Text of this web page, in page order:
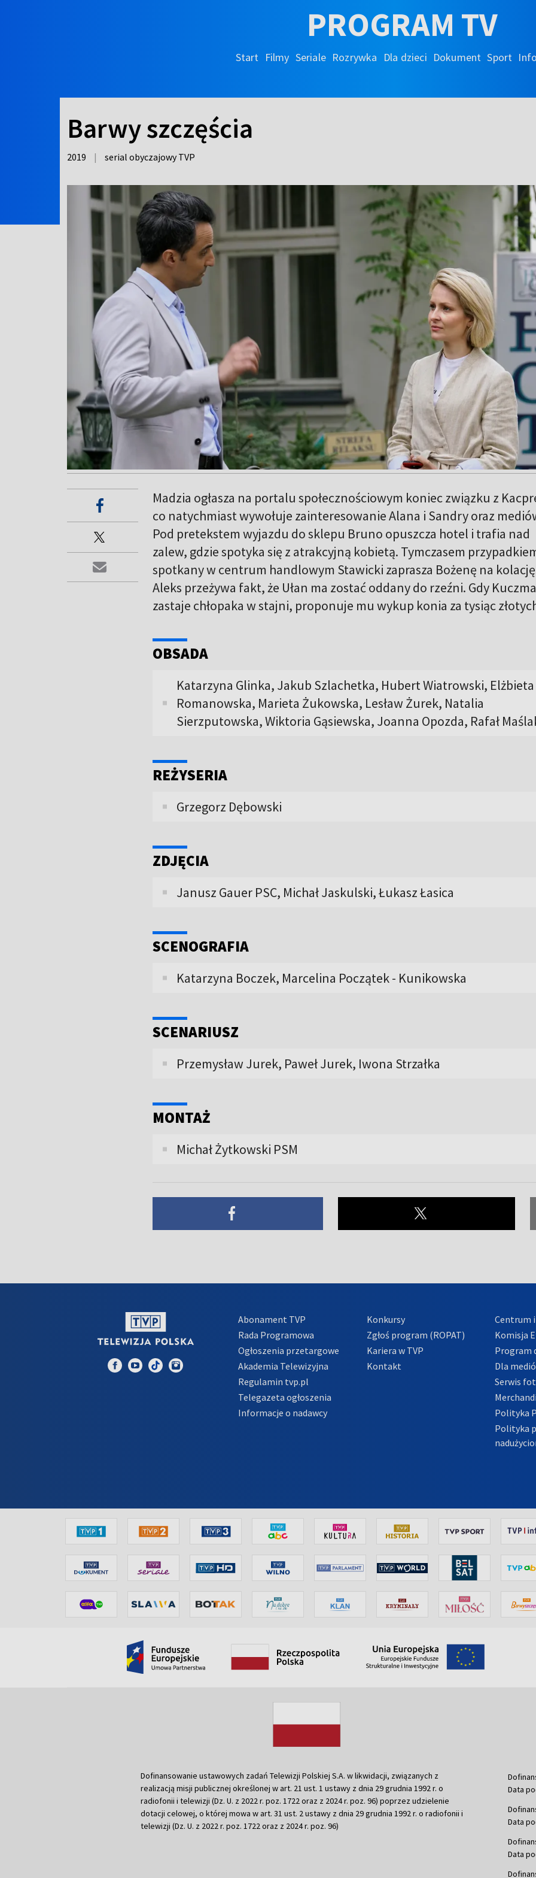
PROGRAM TV
Start Filmy Seriale Rozrywka Dla dzieci Dokument Sport
Barwy szczęścia
2019 | serial obyczajowy TVP
Madzia ogłasza na portalu społecznościowym koniec związku z
co natychmiast wywołuje zainteresowanie Alana i Sandry oraz
Pod pretekstem wyjazdu do sklepu Bruno opuszcza hotel i trafia nad
zalew, gdzie spotyka się z atrakcyjną kobietą. Tymczasem
spotkany w centrum handlowym Stawicki zaprasza Bożenę na
Aleks przeżywa fakt, że Ułan ma zostać oddany do rzeźni. Gdy Kuczma
zastaje chłopaka w stajni, proponuje mu wykup konia za tysiąc
OBSADA
Katarzyna Glinka, Jakub Szlachetka, Hubert Wiatrowski, Elżbieta
Romanowska, Marieta Żukowska, Lesław Żurek, Natalia
Sierzputowska, Wiktoria Gąsiewska, Joanna Opozda, Rafał
REŻYSERIA
Grzegorz Dębowski
ZDJĘCIA
Janusz Gauer PSC, Michał Jaskulski, Łukasz Łasica
SCENOGRAFIA
Katarzyna Boczek, Marcelina Początek - Kunikowska
SCENARIUSZ
Przemysław Jurek, Paweł Jurek, Iwona Strzałka
MONTAŻ
Michał Żytkowski PSM
Abonament TVP
Rada Programowa
Ogłoszenia przetargowe
Akademia Telewizyjna
Regulamin tvp.pl
Telegazeta ogłoszenia
Informacje o nadawcy
Konkursy
Zgłoś program (ROPAT)
Kariera w TVP
Kontakt
Centrum
Komisja
Program
Dla
Serwis
Polityka
Polityka
Dofinansowanie ustawowych zadań Telewizji Polskiej S.A. w likwidacji, związanych z
realizacją misji publicznej określonej w art. 21 ust. 1 ustawy z dnia 29 grudnia 1992 r. o
radiofonii i telewizji (Dz. U. z 2022 r. poz. 1722 oraz z 2024 r. poz. 96) poprzez udzielenie
dotacji celowej, o której mowa w art. 31 ust. 2 ustawy z dnia 29 grudnia 1992 r. o radiofonii i
telewizji (Dz. U. z 2022 r. poz. 1722 oraz z 2024 r. poz. 96)
Data
Data
Data